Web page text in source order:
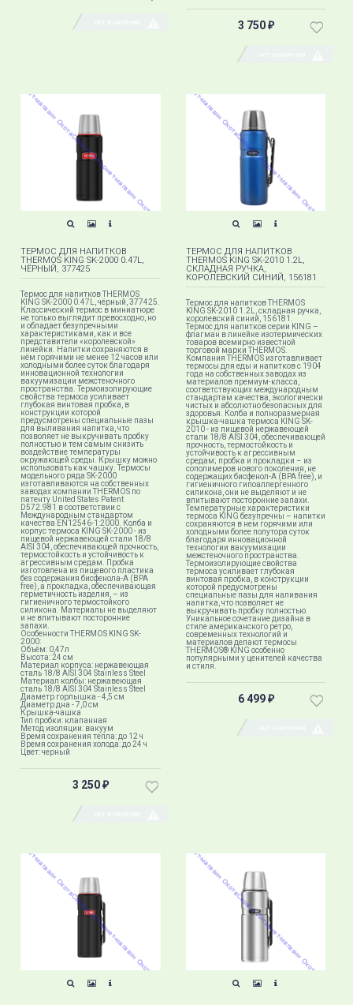
3 750 ₽
ТЕРМОС ДЛЯ НАПИТКОВ
THERMOS KING SK-2000 0.47L,
ЧЁРНЫЙ, 377425
Термос для напитков THERMOS
KING SK-2000 0.47L, чёрный, 377425.
Классический термос в миниатюре
не только выглядит превосходно, но
и обладает безупречными
характеристиками, как и все
представители «королевской»
линейки. Напитки сохраняются в
нём горячими не менее 12 часов или
холодными более суток благодаря
инновационной технологии
вакуумизации межстеночного
пространства. Термоизолирующие
свойства термоса усиливает
глубокая винтовая пробка, в
конструкции которой
предусмотрены специальные пазы
для выливания напитка, что
позволяет не выкручивать пробку
полностью и тем самым снизить
воздействие температуры
окружающей среды. Крышку можно
использовать как чашку. Термосы
модельного ряда SK-2000
изготавливаются на собственных
заводах компании THERMOS по
патенту United States Patent
D572.981 в соответствии с
Международным стандартом
качества EN12546-1:2000. Колба и
корпус термоса KING SK-2000 - из
пищевой нержавеющей стали 18/8
AISI 304, обеспечивающей прочность,
термостойкость и устойчивость к
агрессивным средам. Пробка
изготовлена из пищевого пластика
без содержания бисфенола-А (BPA
free), а прокладка, обеспечивающая
герметичность изделия, – из
гигиеничного термостойкого
силикона. Материалы не выделяют
и не впитывают посторонние
запахи.
Особенности THERMOS KING SK-
2000:
Объём: 0,47л
Высота: 24 см
Материал корпуса: нержавеющая
сталь 18/8 AISI 304 Stainless Steel
Материал колбы: нержавеющая
сталь 18/8 AISI 304 Stainless Steel
Диаметр горлышка - 4,5 см
Диаметр дна - 7,0 см
Крышка-чашка
Тип пробки: клапанная
Метод изоляции: вакуум
Время сохранения тепла: до 12 ч
Время сохранения холода: до 24 ч
Цвет: черный
3 250 ₽
ТЕРМОС ДЛЯ НАПИТКОВ
THERMOS KING SK-2010 1.2L,
СКЛАДНАЯ РУЧКА,
КОРОЛЕВСКИЙ СИНИЙ, 156181
Термос для напитков THERMOS
KING SK-2010 1.2L, складная ручка,
королевский синий, 156181.
Термос для напитков серии KING –
флагман в линейке изотермических
товаров всемирно известной
торговой марки THERMOS.
Компания THERMOS изготавливает
термосы для еды и напитков с 1904
года на собственных заводах из
материалов премиум-класса,
соответствующих международным
стандартам качества, экологически
чистых и абсолютно безопасных для
здоровья. Колба и полноразмерная
крышка-чашка термоса KING SK-
2010 - из пищевой нержавеющей
стали 18/8 AISI 304, обеспечивающей
прочность, термостойкость и
устойчивость к агрессивным
средам; пробка и прокладки – из
сополимеров нового поколения, не
содержащих бисфенол-А (BPA free), и
гигиеничного гипоаллергенного
силикона, они не выделяют и не
впитывают посторонние запахи.
Температурные характеристики
термоса KING безупречны – напитки
сохраняются в нем горячими или
холодными более полутора суток
благодаря инновационной
технологии вакуумизации
межстеночного пространства.
Термоизолирующие свойства
термоса усиливает глубокая
винтовая пробка, в конструкции
которой предусмотрены
специальные пазы для наливания
напитка, что позволяет не
выкручивать пробку полностью.
Уникальное сочетание дизайна в
стиле американского ретро,
современных технологий и
материалов делают термосы
THERMOS® KING особенно
популярными у ценителей качества
и стиля.
6 499 ₽